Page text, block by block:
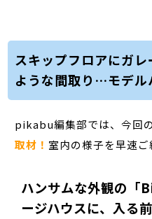
スキップフロアにガ
ような間取り…モデル
pikabu編集部では、今回の
取材！ 室内の様子を早速ご
ハンサムな外観の「
ージハウスに、入る